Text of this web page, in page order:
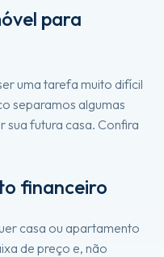
para
uma tarefa muito difícil
separamos algumas
sua futura casa. Confira
financeiro
casa ou apartamento
de preço e, não